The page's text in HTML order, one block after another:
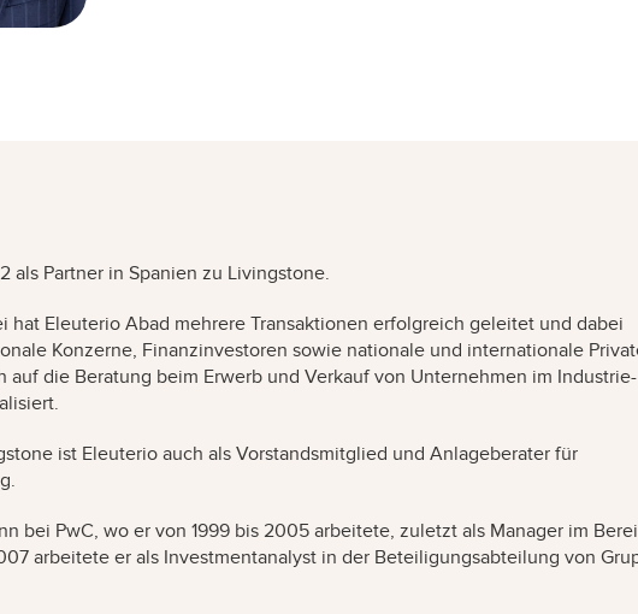
als Partner in Spanien zu Livingstone.
hat Eleuterio Abad mehrere Transaktionen erfolgreich geleitet und dabei
Konzerne, Finanzinvestoren sowie nationale und internationale
auf die Beratung beim Erwerb und Verkauf von Unternehmen im Industrie-
ist Eleuterio auch als Vorstandsmitglied und Anlageberater für
bei PwC, wo er von 1999 bis 2005 arbeitete, zuletzt als Manager im
arbeitete er als Investmentanalyst in der Beteiligungsabteilung von